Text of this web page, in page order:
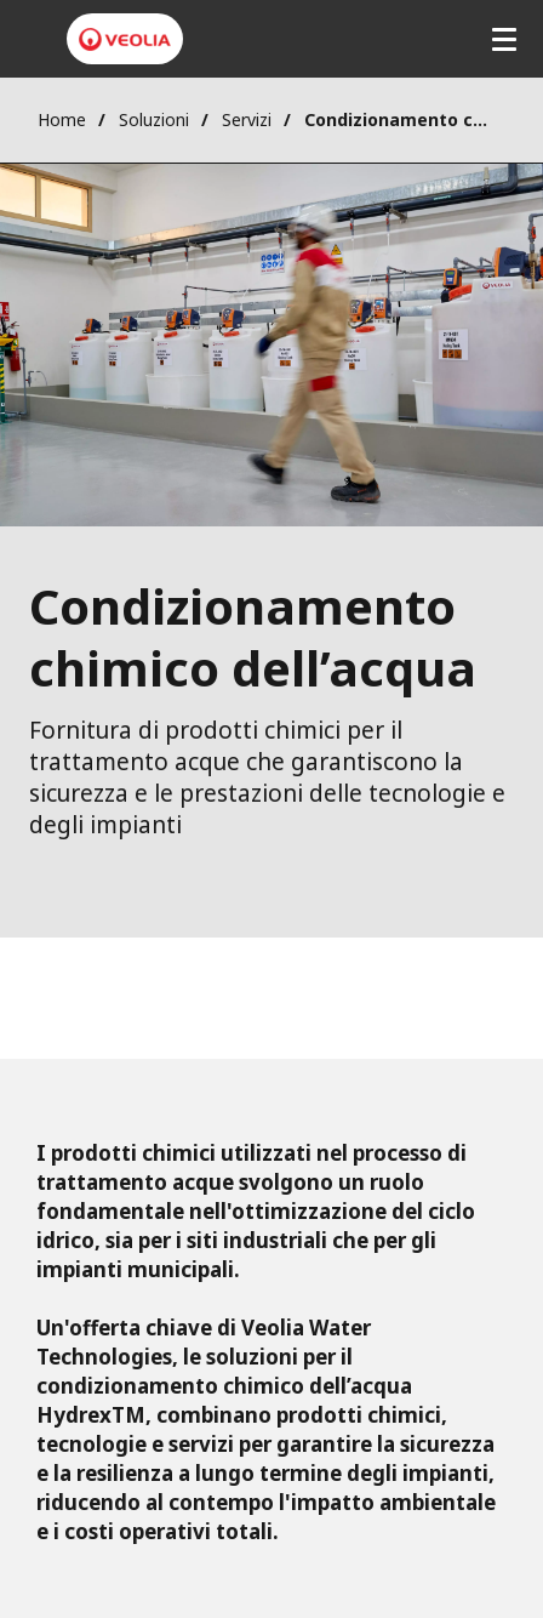
Home Soluzioni Servizi Condizionamento chimico dell'acqua
Condizionamento
chimico dell’acqua
Fornitura di prodotti chimici per il
trattamento acque che garantiscono la
sicurezza e le prestazioni delle tecnologie e
degli impianti
I prodotti chimici utilizzati nel processo di
trattamento acque svolgono un ruolo
fondamentale nell'ottimizzazione del ciclo
idrico, sia per i siti industriali che per gli
impianti municipali.
Un'offerta chiave di Veolia Water
Technologies, le soluzioni per il
condizionamento chimico dell’acqua
HydrexTM, combinano prodotti chimici,
tecnologie e servizi per garantire la sicurezza
e la resilienza a lungo termine degli impianti,
riducendo al contempo l'impatto ambientale
e i costi operativi totali.